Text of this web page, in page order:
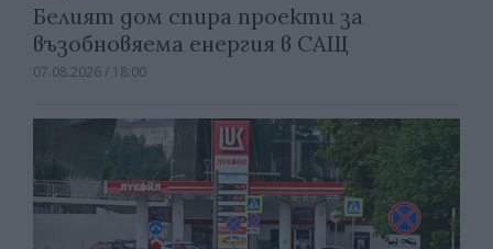
Белият дом спира проекти за
възобновяема енергия в САЩ
07.08.2026 / 18:00